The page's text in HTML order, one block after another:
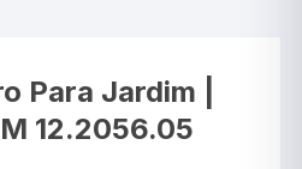
Para Jardim |
12.2056.05